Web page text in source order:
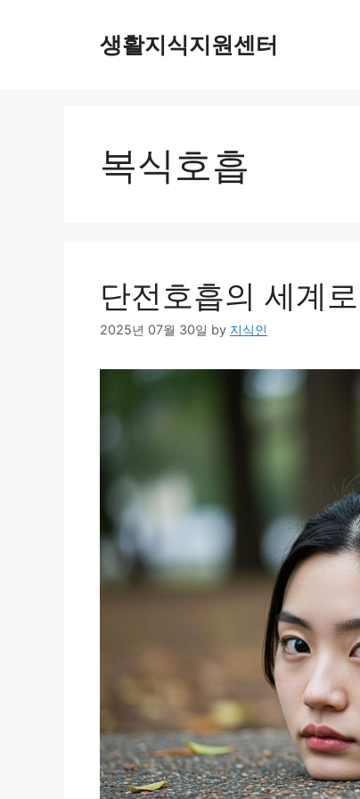
생활지식지원센터
복식호흡
단전호흡의 세계
2025년 07월 30일 by 지식인